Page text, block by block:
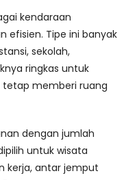
kendaraan
efisien. Tipe ini banyak
sekolah,
ringkas untuk
tetap memberi ruang
dengan jumlah
untuk wisata
kerja, antar jemput